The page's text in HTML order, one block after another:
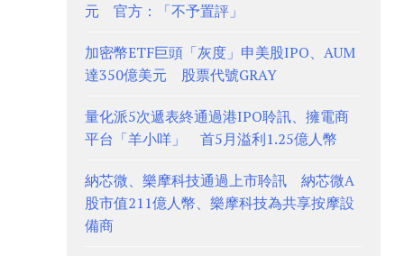
元 官方：「不予置評」
加密幣ETF巨頭「灰度」申美股IPO、AUM
達350億美元 股票代號GRAY
量化派5次遞表終通過港IPO聆訊、擁電商
平台「羊小咩」 首5月溢利1.25億人幣
納芯微、樂摩科技通過上市聆訊 納芯微A
股市值211億人幣、樂摩科技為共享按摩設
備商